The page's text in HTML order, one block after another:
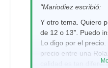
"Mariodiez escribió:
Y otro tema. Quiero
de 12 o 13”. Puedo
Lo digo por el
precio entre una
calidad es tan